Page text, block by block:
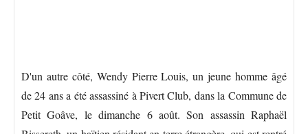
D'un autre côté, Wendy Pierre Louis, un jeune homme âgé
de 24 ans a été assassiné à Pivert Club, dans la Commune de
Petit Goâve, le dimanche 6 août. Son assassin Raphaël